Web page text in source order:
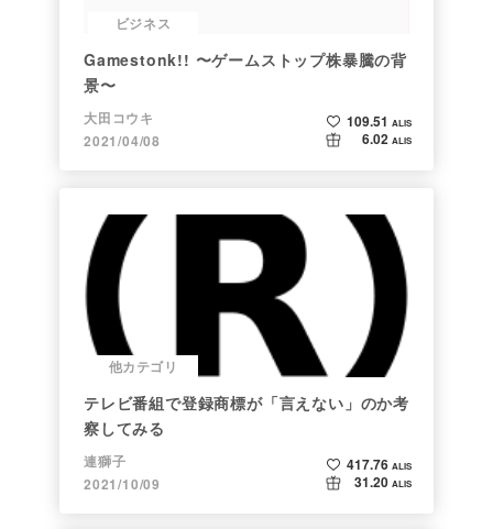
ビジネス
Gamestonk!! 〜ゲームストップ株暴騰の背
景〜
大田コウキ
2021/04/08
109.51 ALIS
6.02 ALIS
他カテゴリ
テレビ番組で登録商標が「言えない」のか考
察してみる
連獅子
2021/10/09
417.76 ALIS
31.20 ALIS